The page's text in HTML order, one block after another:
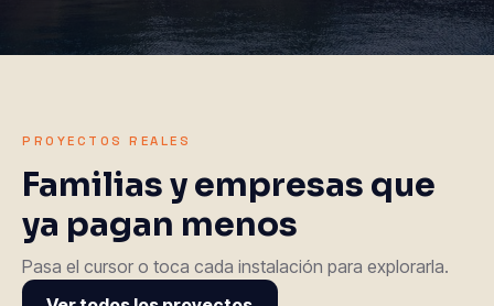
PROYECTOS REALES
Familias y empresas que
ya pagan menos
Pasa el cursor o toca cada instalación para explorarla.